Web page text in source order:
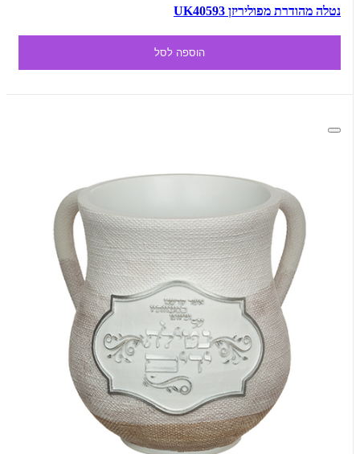
נטלה מהודרת מפוליריזן UK40593
הוספה לסל